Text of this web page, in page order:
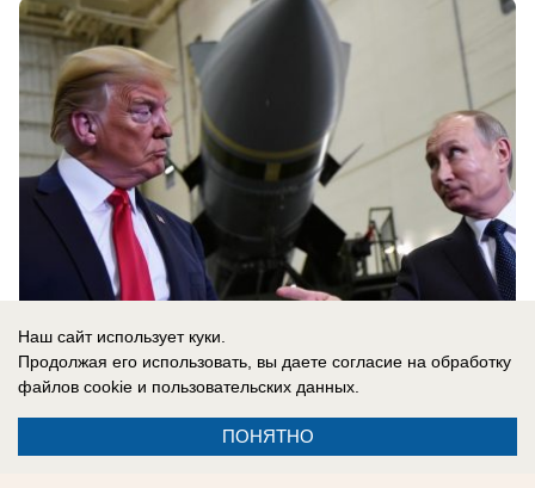
08.08.2026
Наш сайт использует куки.
Продолжая его использовать, вы даете согласие на обработку
файлов cookie и пользовательских данных.
ПОНЯТНО